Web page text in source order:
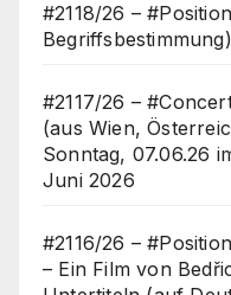
#2118/26 –
Begriffsbestimmung)
#2117/26 –
(aus Wien,
Sonntag, 07.06.26
Juni 2026
#2116/26 –
– Ein Film von